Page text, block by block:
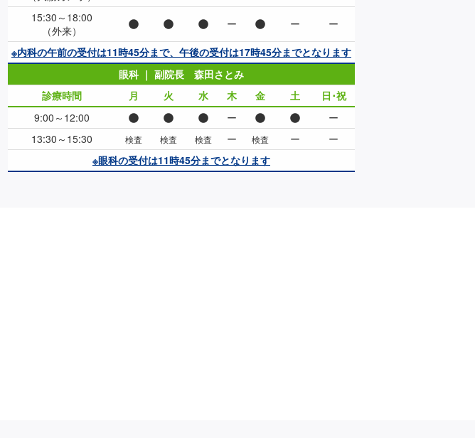
15:30～ 18:00
（外来）
ー ー
ー
※内科の午前の受付は11時45分まで、午後の受付は17時45分までとなります
眼科 ｜ 副院長 森田さとみ
診療時間 月 火 水 木 金 土
日･祝
9:00～ 12:00 ー
ー
13:30～ 15:30 検査 検査 検査 ー 検査 ー
ー
※眼科の受付は11時45分までとなります